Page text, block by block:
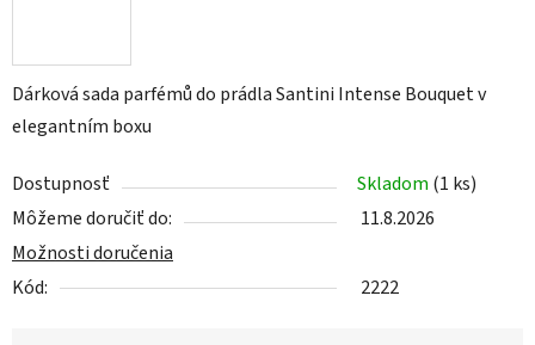
Dárková sada parfémů do prádla Santini Intense Bouquet v
elegantním boxu
Dostupnosť Skladom (1 ks)
Môžeme doručiť do:
11.8.2026
Možnosti doručenia
Kód:
2222